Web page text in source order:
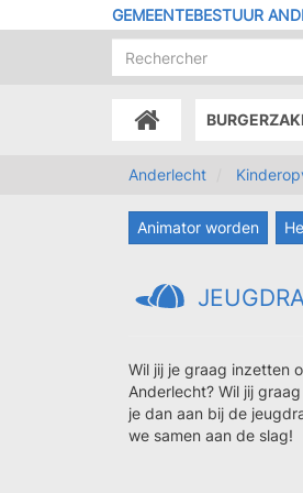
en
GEMEENTEBESTUUR
ACCUEIL
Anderlecht
Animator worden
Wil jij je graag inzetten
Anderlecht? Wil jij
je dan aan bij de
we samen aan de slag!